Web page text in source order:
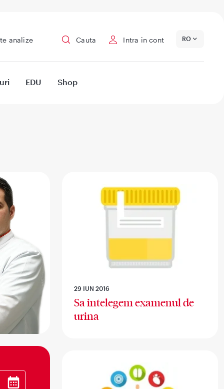
analize Cauta Intra in cont RO
EDU Shop
29 IUN 2016
Sa intelegem examenul de
urina